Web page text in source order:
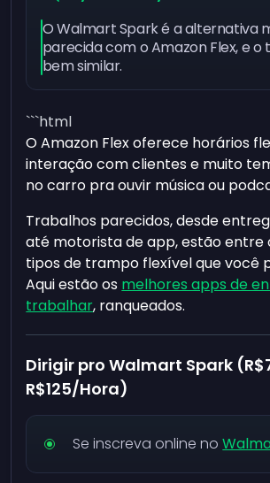
O Walmart Spark é a alternativa
parecida com o Amazon Flex, e o
bem similar.
```html
O Amazon Flex oferece horários
interação com clientes e muito
no carro pra ouvir música ou
Trabalhos parecidos, desde
até motorista de app, estão entre
tipos de trampo flexível que você
Aqui estão os melhores apps de
trabalhar, ranqueados.
Dirigir pro Walmart Spark
R$125/Hora)
Se inscreva online no